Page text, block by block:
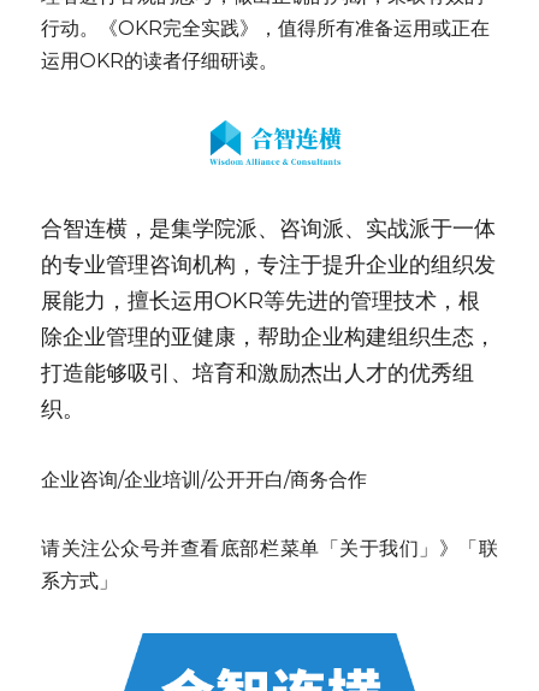
行动。《OKR完全实践》，值得所有准备运用或正在
运用OKR的读者仔细研读。
合智连横，是集学院派、咨询派、实战派于一体
的专业管理咨询机构，专注于提升企业的组织发
展能力，擅长运用OKR等先进的管理技术，根
除企业管理的亚健康，帮助企业构建组织生态，
打造能够吸引、培育和激励杰出人才的优秀组
织。
企业咨询/企业培训/公开开白/商务合作
请关注公众号并查看底部栏菜单「关于我们」》「联
系方式」